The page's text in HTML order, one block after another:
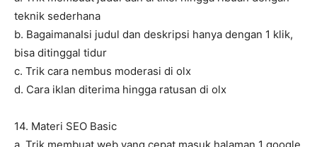
teknik sederhana
b. BagaimanaIsi judul dan deskripsi hanya dengan 1 klik,
bisa ditinggal tidur
c. Trik cara nembus moderasi di olx
d. Cara iklan diterima hingga ratusan di olx
14. Materi SEO Basic